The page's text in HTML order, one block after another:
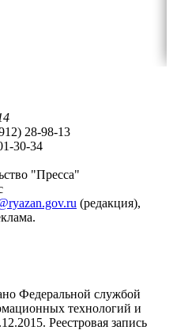
28-98-13
30-34
"Пресса"
(редакция),
Федеральной службой
технологий и
Реестровая запись